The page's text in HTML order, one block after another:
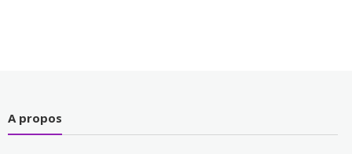
A propos